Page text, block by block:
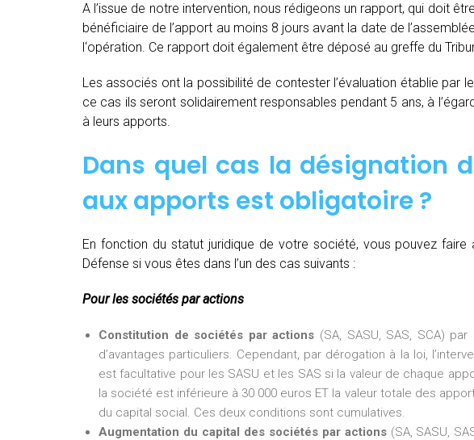
A l’issue de notre intervention, nous rédigeons un rapport, qui doit
bénéficiaire de l’apport au moins 8 jours avant la date de
l‘opération. Ce rapport doit également être déposé au greffe du
Les associés ont la possibilité de contester l’évaluation établie par
ce cas ils seront solidairement responsables pendant 5 ans, à
à leurs apports.
Dans quel cas la désignation
aux apports est obligatoire ?
En fonction du statut juridique de votre société, vous pouvez
Défense si vous êtes dans l’un des cas suivants :
Pour les sociétés par actions
Constitution de sociétés par actions (SA, SASU, SAS, SCA)
d’avantages particuliers. Cependant, par dérogation à la loi,
est facultative pour les SASU et les SAS si la valeur de chaque
la société est inférieure à 30 000 euros ET la valeur totale des
du capital social. Ces deux conditions sont cumulatives.
Augmentation du capital des sociétés par actions(SA, SASU,